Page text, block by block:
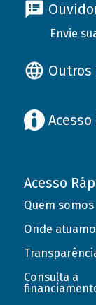
Envie
Outros
Acesso
Quem somos
Onde
Consulta a